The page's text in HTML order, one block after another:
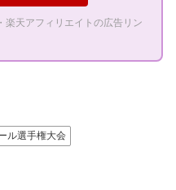
天アフィリエイトの広告リン
ル選手権大会